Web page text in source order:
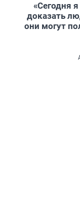
«Сегодня
доказать
они могут